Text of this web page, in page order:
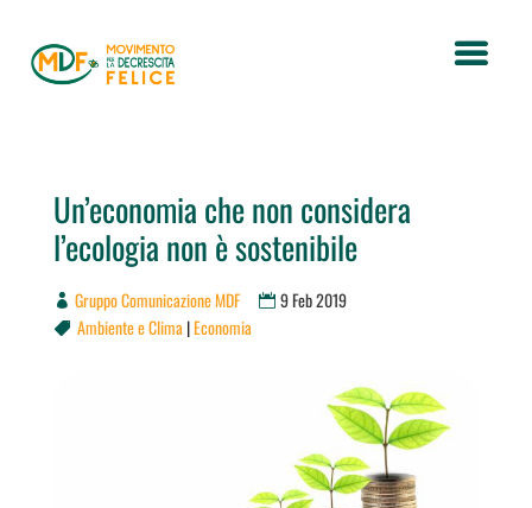
Un’economia che non considera
l’ecologia non è sostenibile
Gruppo Comunicazione MDF 9 Feb 2019
 Ambiente e Clima |Economia